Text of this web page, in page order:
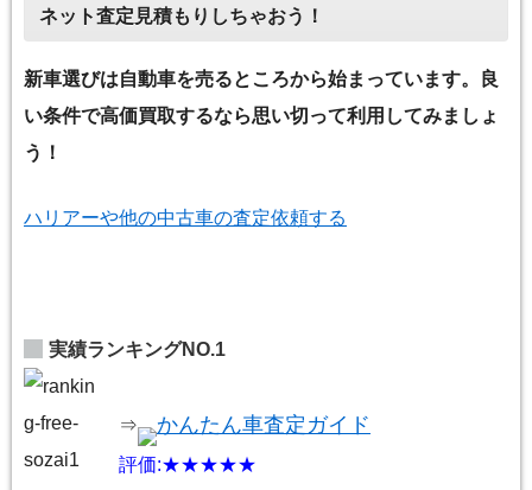
ネット査定見積もりしちゃおう！
新車選びは自動車を売るところから始まっています。良
い条件で高価買取するなら思い切って利用してみましょ
う！
ハリアーや他の中古車の査定依頼する
実績ランキングNO.1
⇒ かんたん車査定ガイド
評価:★★★★★